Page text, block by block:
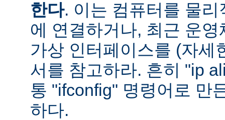
한다. 이는 컴퓨터를 물
에 연결하거나, 최근 운
가상 인터페이스를 (자세
서를 참고하라. 흔히 "ip
통 "ifconfig" 명령어로 만
하다.